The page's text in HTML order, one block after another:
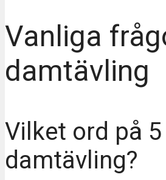
Vanliga
damtävling
Vilket ord på
damtävling?